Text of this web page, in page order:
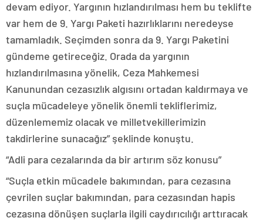
devam ediyor. Yargının hızlandırılması hem bu teklifte
var hem de 9. Yargı Paketi hazırlıklarını neredeyse
tamamladık. Seçimden sonra da 9. Yargı Paketini
gündeme getireceğiz. Orada da yargının
hızlandırılmasına yönelik, Ceza Mahkemesi
Kanunundan cezasızlık algısını ortadan kaldırmaya ve
suçla mücadeleye yönelik önemli tekliflerimiz,
düzenlememiz olacak ve milletvekillerimizin
takdirlerine sunacağız” şeklinde konuştu.
“Adli para cezalarında da bir artırım söz konusu”
“Suçla etkin mücadele bakımından, para cezasına
çevrilen suçlar bakımından, para cezasından hapis
cezasına dönüşen suçlarla ilgili caydırıcılığı arttıracak